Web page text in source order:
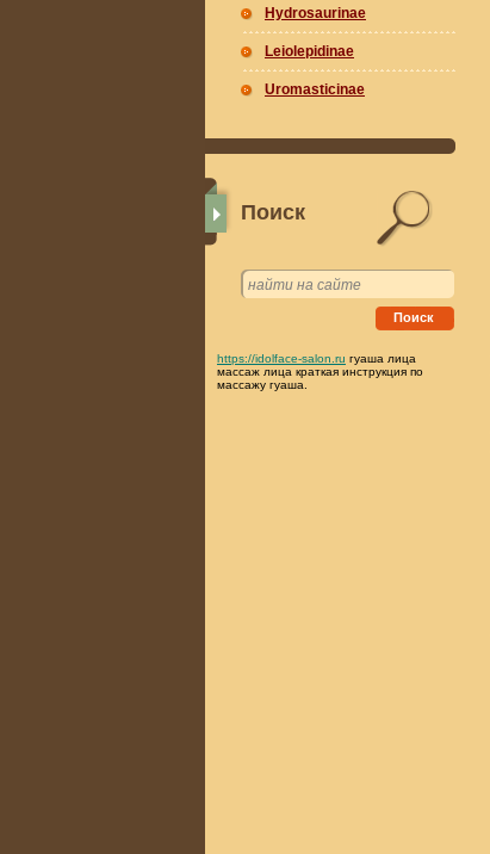
Hydrosaurinae
Leiolepidinae
Uromasticinae
Поиск
Поиск
https://idolface-salon.ru гуаша лица
массаж лица краткая инструкция по
массажу гуаша.